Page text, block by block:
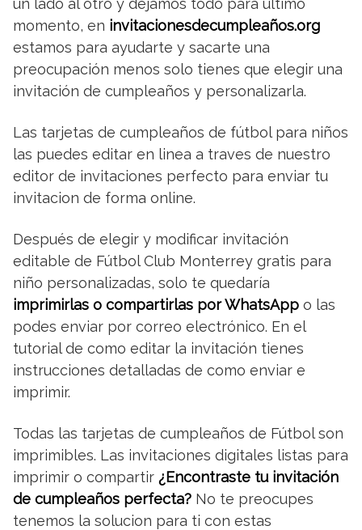
un lado al otro y dejamos todo para ultimo
momento, en invitacionesdecumpleaños.org
estamos para ayudarte y sacarte una
preocupación menos solo tienes que elegir una
invitación de cumpleaños y personalizarla.
Las tarjetas de cumpleaños de fútbol para niños
las puedes editar en linea a traves de nuestro
editor de invitaciones perfecto para enviar tu
invitacion de forma online.
Después de elegir y modificar invitación
editable de Fútbol Club Monterrey gratis para
niño personalizadas, solo te quedaría
imprimirlas o compartirlas por WhatsApp o las
podes enviar por correo electrónico. En el
tutorial de como editar la invitación tienes
instrucciones detalladas de como enviar e
imprimir.
Todas las tarjetas de cumpleaños de Fútbol son
imprimibles. Las invitaciones digitales listas para
imprimir o compartir ¿Encontraste tu invitación
de cumpleaños perfecta? No te preocupes
tenemos la solucion para ti con estas